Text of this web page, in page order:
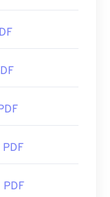
PDF
PDF